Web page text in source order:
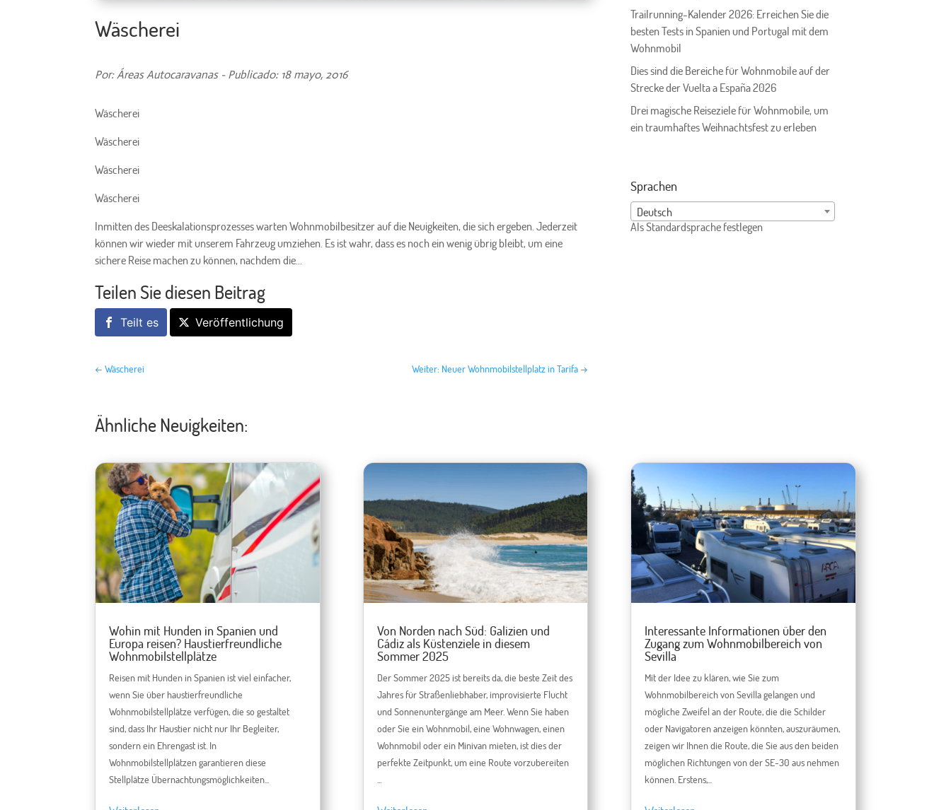
Wäscherei
Por: Áreas Autocaravanas - Publicado: 18 mayo, 2016
Wäscherei
Wäscherei
Wäscherei
Wäscherei
Inmitten des Deeskalationsprozesses warten Wohnmobilbesitzer auf die Neuigkeiten, die sich ergeben. Jederzeit
können wir wieder mit unserem Fahrzeug umziehen. Es ist wahr, dass es noch ein wenig übrig bleibt, um eine
sichere Reise machen zu können, nachdem die...
Teilen Sie diesen Beitrag
Teilt es Veröffentlichung
←Wäscherei Weiter: Neuer Wohnmobilstellplatz in Tarifa →
Trailrunning-Kalender 2026: Erreichen Sie die
besten Tests in Spanien und Portugal mit dem
Wohnmobil
Dies sind die Bereiche für Wohnmobile auf der
Strecke der Vuelta a España 2026
Drei magische Reiseziele für Wohnmobile, um
ein traumhaftes Weihnachtsfest zu erleben
Sprachen
Deutsch
Als Standardsprache festlegen
Ähnliche Neuigkeiten:
Wohin mit Hunden in Spanien und
Europa reisen? Haustierfreundliche
Wohnmobilstellplätze
Reisen mit Hunden in Spanien ist viel einfacher,
wenn Sie über haustierfreundliche
Wohnmobilstellplätze verfügen, die so gestaltet
sind, dass Ihr Haustier nicht nur Ihr Begleiter,
sondern ein Ehrengast ist. In
Wohnmobilstellplätzen garantieren diese
Stellplätze Übernachtungsmöglichkeiten...
Von Norden nach Süd: Galizien und
Cádiz als Küstenziele in diesem
Sommer 2025
Der Sommer 2025 ist bereits da, die beste Zeit des
Jahres für Straßenliebhaber, improvisierte Flucht
und Sonnenuntergänge am Meer. Wenn Sie haben
oder Sie ein Wohnmobil, eine Wohnwagen, einen
Wohnmobil oder ein Minivan mieten, ist dies der
perfekte Zeitpunkt, um eine Route vorzubereiten
Interessante Informationen über den
Zugang zum Wohnmobilbereich von
Sevilla
Mit der Idee zu klären, wie Sie zum
Wohnmobilbereich von Sevilla gelangen und
mögliche Zweifel an der Route, die die Schilder
oder Navigatoren anzeigen könnten, auszuräumen,
zeigen wir Ihnen die Route, die Sie aus den beiden
möglichen Richtungen von der SE-30 aus nehmen
können. Erstens,...